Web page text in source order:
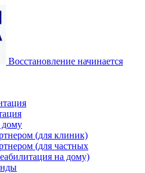
Восстановление начинается
дому
(для клиник)
(для частных
на дому)